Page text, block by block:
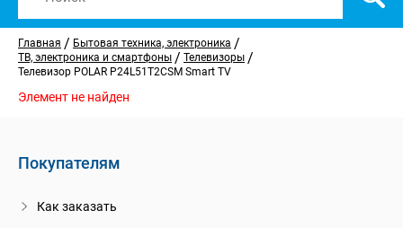
Главная / Бытовая техника, электроника /
ТВ, электроника и смартфоны / Телевизоры /
Телевизор POLAR P24L51T2CSM Smart TV
Элемент не найден
Покупателям
Как заказать